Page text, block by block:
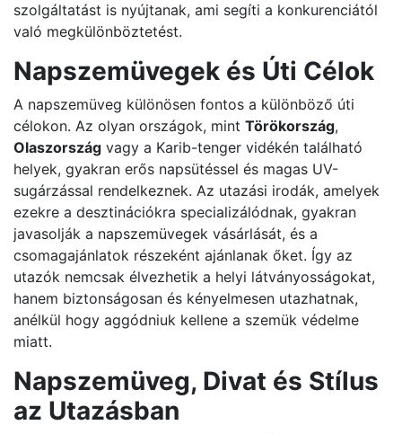
szolgáltatást is nyújtanak, ami segíti a konkurenciától
való megkülönböztetést.
Napszemüvegek és Úti Célok
A napszemüveg különösen fontos a különböző úti
célokon. Az olyan országok, mint Törökország,
Olaszország vagy a Karib-tenger vidékén található
helyek, gyakran erős napsütéssel és magas UV-
sugárzással rendelkeznek. Az utazási irodák, amelyek
ezekre a desztinációkra specializálódnak, gyakran
javasolják a napszemüvegek vásárlását, és a
csomagajánlatok részeként ajánlanak őket. Így az
utazók nemcsak élvezhetik a helyi látványosságokat,
hanem biztonságosan és kényelmesen utazhatnak,
anélkül hogy aggódniuk kellene a szemük védelme
miatt.
Napszemüveg, Divat és Stílus
az Utazásban